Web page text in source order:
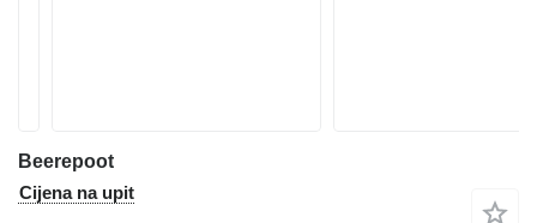
Beerepoot
Cijena na upit